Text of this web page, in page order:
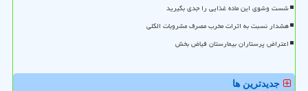
شست وشوی این ماده غذایی را جدی بگیرید
هشدار نسبت به اثرات مخرب مصرف مشروبات الکلی
اعتراض پرستاران بیمارستان فیاض بخش
جدیدترین ها